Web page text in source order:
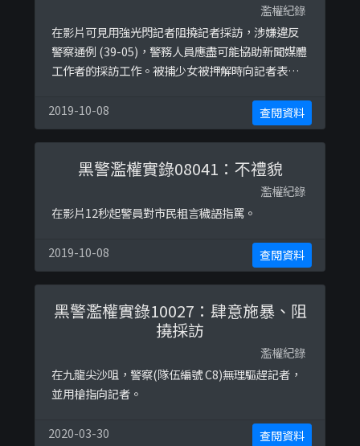
濫權紀錄
在影片可見用強光閃記者阻撓記者採訪，涉嫌違反
警察通例 (39-05)，警務人員應盡可能協助新聞媒體
工作者的採訪工作。被捕少女被押解時向記者表示
機會違反《警察通例》(20-14)各項中，市民提出要
求，至少有一名軍裝警務人員應出示委任證，才可
執行職務。
2019-10-08 查閱資料
黑警濫權實錄08041：不禮貌
濫權紀錄
在影片12秒起警員對市民粗言穢語指罵。
2019-10-08 查閱資料
黑警濫權實錄10027：肆意施暴、阻
撓採訪
濫權紀錄
在九龍尖沙咀，警察(隊伍編號 C8)無理驅趕記者，
並用槍指向記者。
2020-03-30 查閱資料